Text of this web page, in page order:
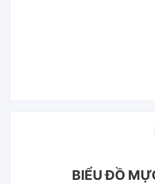
BIỂU ĐỒ